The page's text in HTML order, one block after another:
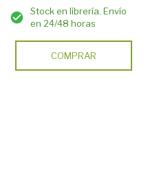
Stock en librería. Envío
en 24/48 horas
COMPRAR